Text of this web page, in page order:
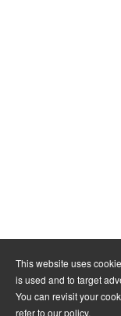
This website uses
is used and to target
You can revisit your
refer to our policy.